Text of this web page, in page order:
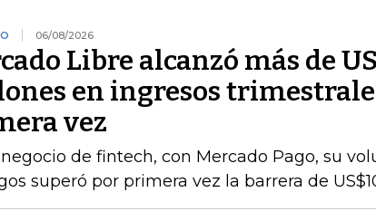
06/08/2026
Libre alcanzó más de
en ingresos
vez
de fintech, con Mercado Pago, su
superó por primera vez la barrera de